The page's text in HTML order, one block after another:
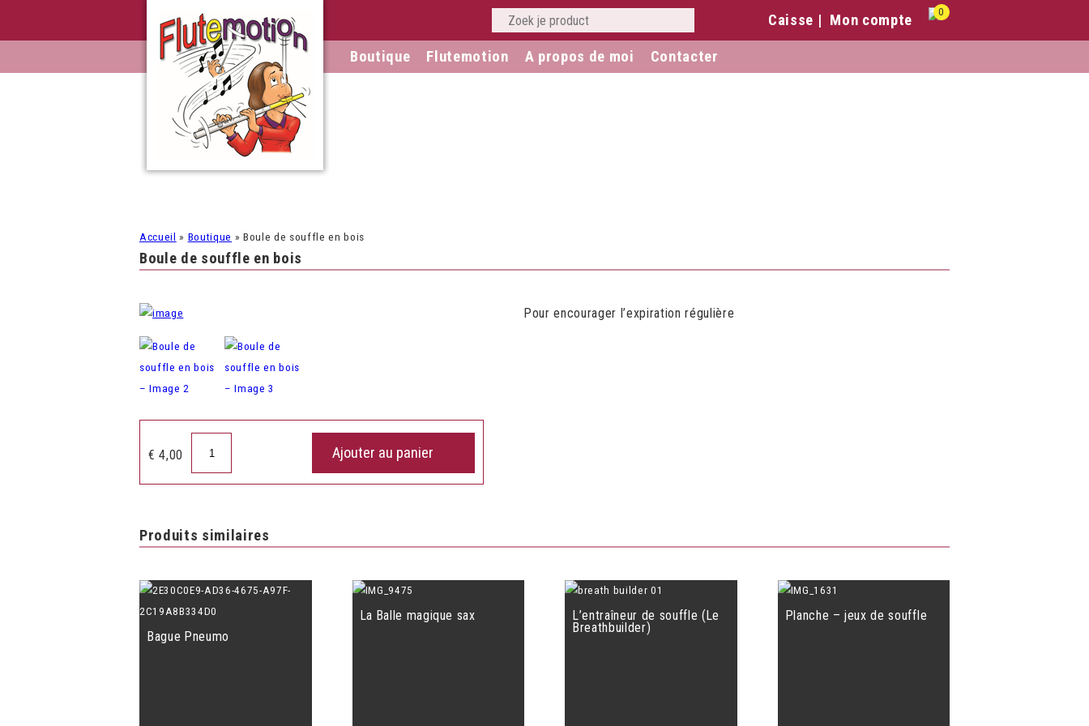
0
Caisse Mon compte
Boutique Flutemotion A propos de moi Contacter
Accueil » Boutique »Boule de souffle en bois
Boule de souffle en bois
Pour encourager l’expiration régulière
€ 4,00
Boule
souffle
en
Ajouter au panier
Produits similaires
Bague Pneumo
La Balle magique sax L’entraîneur de souffle (Le
Breathbuilder)
Planche – jeux de souffle